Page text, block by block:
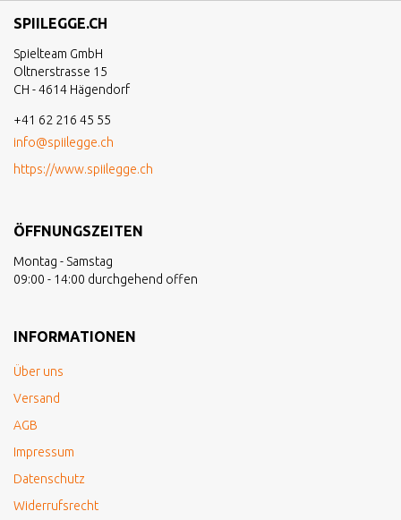
SPIILEGGE.CH
Spielteam GmbH
Oltnerstrasse 15
CH - 4614 Hägendorf
+41 62 216 45 55
info@spiilegge.ch
https://www.spiilegge.ch
ÖFFNUNGSZEITEN
Montag - Samstag
09:00 - 14:00 durchgehend offen
INFORMATIONEN
Über uns
Versand
AGB
Impressum
Datenschutz
Widerrufsrecht